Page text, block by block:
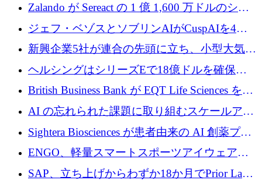
Zalando が Sereact の 1 億 1,600 万ドルのシリ
ーズ B に参加し、AI を活用した倉庫自動化を
ジェフ・ベゾスとソブリンAIがCuspAIを4億
5,000万ドルの資金調達で支援
新興企業5社が連合の先頭に立ち、小型大気質
センサーをEUのクリーンエア政策の中心に据
ヘルシングはシリーズEで18億ドルを確保、
ウーバーはデリバリー・ヒーローを130億ユー
銀行を立ち上げる
British Business Bank が EQT Life Sciences を
2,500 万ユーロのコミットメントで支援
AI の忘れられた課題に取り組むスケールアッ
プを実現: カメラロール
Sightera Biosciences が患者由来の AI 創薬プラ
ットフォームを拡大するために 300 万ユーロ
のプレシードをクローズ
ENGO、軽量スマートスポーツアイウェアの
進歩のために510万ユーロを調達
SAP、立ち上げからわずか18か月でPrior Labs